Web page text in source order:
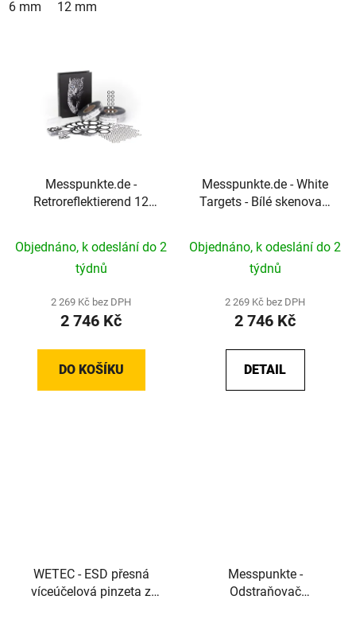
6 mm 12 mm
Messpunkte.de -
Retroreflektierend 12
pro 3D laserové skenery
Objednáno, k odeslání do 2
týdnů
2 269 Kč bez DPH
2 746 Kč
DO KOŠÍKU
Messpunkte.de - White
Targets - Bílé skenovací
Objednáno, k odeslání do 2
týdnů
2 269 Kč bez DPH
2 746 Kč
DETAIL
WETEC - ESD přesná
víceúčelová pinzeta z
Messpunkte -
Odstraňovač